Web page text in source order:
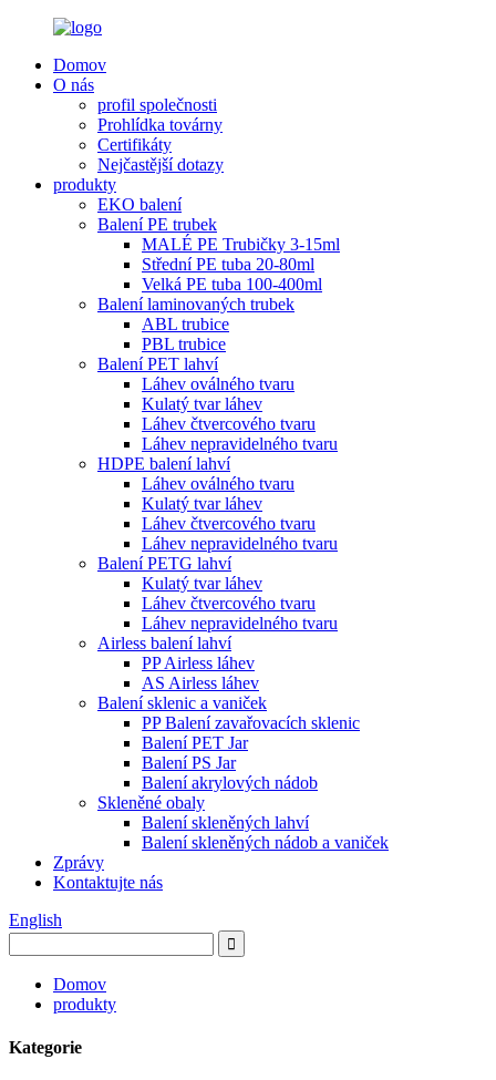
Domov
O nás
profil společnosti
Prohlídka továrny
Certifikáty
Nejčastější dotazy
produkty
EKO balení
Balení PE trubek
MALÉ PE Trubičky 3-15ml
Střední PE tuba 20-80ml
Velká PE tuba 100-400ml
Balení laminovaných trubek
ABL trubice
PBL trubice
Balení PET lahví
Láhev oválného tvaru
Kulatý tvar láhev
Láhev čtvercového tvaru
Láhev nepravidelného tvaru
HDPE balení lahví
Láhev oválného tvaru
Kulatý tvar láhev
Láhev čtvercového tvaru
Láhev nepravidelného tvaru
Balení PETG lahví
Kulatý tvar láhev
Láhev čtvercového tvaru
Láhev nepravidelného tvaru
Airless balení lahví
PP Airless láhev
AS Airless láhev
Balení sklenic a vaniček
PP Balení zavařovacích sklenic
Balení PET Jar
Balení PS Jar
Balení akrylových nádob
Skleněné obaly
Balení skleněných lahví
Balení skleněných nádob a vaniček
Zprávy
Kontaktujte nás
English
Domov
produkty
Kategorie